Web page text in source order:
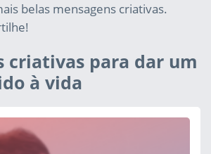
belas mensagens criativas.
criativas para dar um
à vida